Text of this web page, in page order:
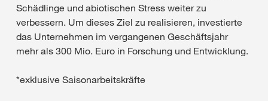
Schädlinge und abiotischen Stress weiter zu
verbessern. Um dieses Ziel zu realisieren, investierte
das Unternehmen im vergangenen Geschäftsjahr
mehr als 300 Mio. Euro in Forschung und Entwicklung.
*exklusive Saisonarbeitskräfte